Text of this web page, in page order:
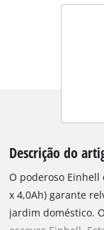
Descrição do
O poderoso Einhell
x 4,0Ah) garante
jardim doméstico.